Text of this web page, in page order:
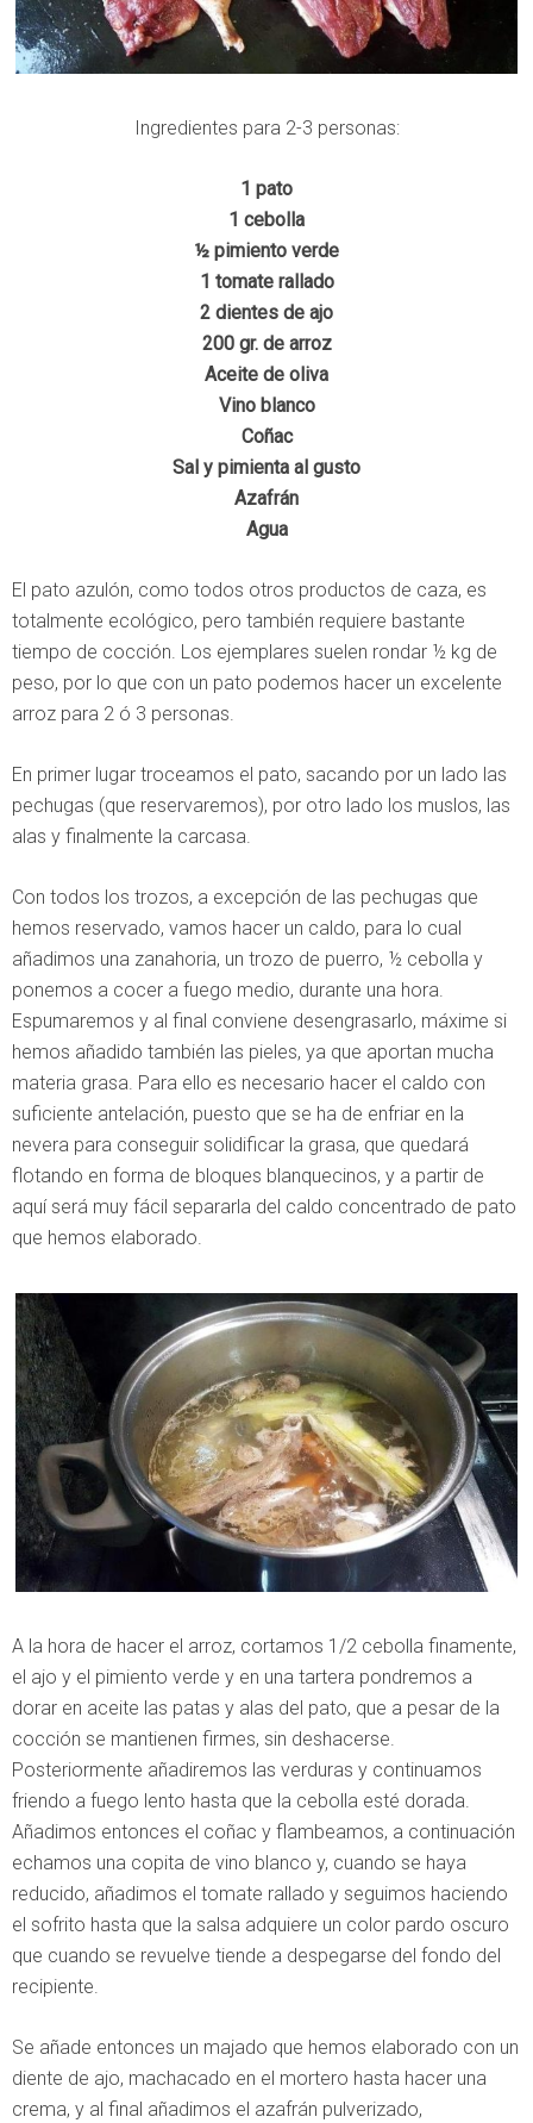
Ingredientes para 2-3 personas:
1 pato
1 cebolla
½ pimiento verde
1 tomate rallado
2 dientes de ajo
200 gr. de arroz
Aceite de oliva
Vino blanco
Coñac
Sal y pimienta al gusto
Azafrán
Agua
El pato azulón, como todos otros productos de caza, es
totalmente ecológico, pero también requiere bastante
tiempo de cocción. Los ejemplares suelen rondar ½ kg de
peso, por lo que con un pato podemos hacer un excelente
arroz para 2 ó 3 personas.
En primer lugar troceamos el pato, sacando por un lado las
pechugas (que reservaremos), por otro lado los muslos, las
alas y finalmente la carcasa.
Con todos los trozos, a excepción de las pechugas que
hemos reservado, vamos hacer un caldo, para lo cual
añadimos una zanahoria, un trozo de puerro, ½ cebolla y
ponemos a cocer a fuego medio, durante una hora.
Espumaremos y al final conviene desengrasarlo, máxime si
hemos añadido también las pieles, ya que aportan mucha
materia grasa. Para ello es necesario hacer el caldo con
suficiente antelación, puesto que se ha de enfriar en la
nevera para conseguir solidificar la grasa, que quedará
flotando en forma de bloques blanquecinos, y a partir de
aquí será muy fácil separarla del caldo concentrado de pato
que hemos elaborado.
A la hora de hacer el arroz, cortamos 1/2 cebolla finamente,
el ajo y el pimiento verde y en una tartera pondremos a
dorar en aceite las patas y alas del pato, que a pesar de la
cocción se mantienen firmes, sin deshacerse.
Posteriormente añadiremos las verduras y continuamos
friendo a fuego lento hasta que la cebolla esté dorada.
Añadimos entonces el coñac y flambeamos, a continuación
echamos una copita de vino blanco y, cuando se haya
reducido, añadimos el tomate rallado y seguimos haciendo
el sofrito hasta que la salsa adquiere un color pardo oscuro
que cuando se revuelve tiende a despegarse del fondo del
recipiente.
Se añade entonces un majado que hemos elaborado con un
diente de ajo, machacado en el mortero hasta hacer una
crema, y al final añadimos el azafrán pulverizado,